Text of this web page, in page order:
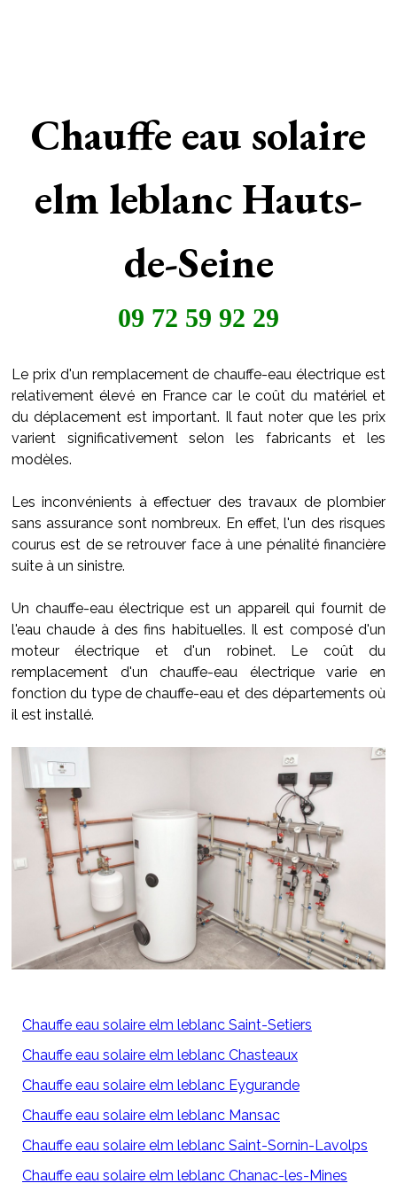
Chauffe eau solaire
elm leblanc Hauts-
de-Seine
09 72 59 92 29
Le prix d'un remplacement de chauffe-eau électrique est
relativement élevé en France car le coût du matériel et
du déplacement est important. Il faut noter que les prix
varient significativement selon les fabricants et les
modèles.
Les inconvénients à effectuer des travaux de plombier
sans assurance sont nombreux. En effet, l'un des risques
courus est de se retrouver face à une pénalité financière
suite à un sinistre.
Un chauffe-eau électrique est un appareil qui fournit de
l'eau chaude à des fins habituelles. Il est composé d'un
moteur électrique et d'un robinet. Le coût du
remplacement d'un chauffe-eau électrique varie en
fonction du type de chauffe-eau et des départements où
il est installé.
Chauffe eau solaire elm leblanc Saint-Setiers
Chauffe eau solaire elm leblanc Chasteaux
Chauffe eau solaire elm leblanc Eygurande
Chauffe eau solaire elm leblanc Mansac
Chauffe eau solaire elm leblanc Saint-Sornin-Lavolps
Chauffe eau solaire elm leblanc Chanac-les-Mines